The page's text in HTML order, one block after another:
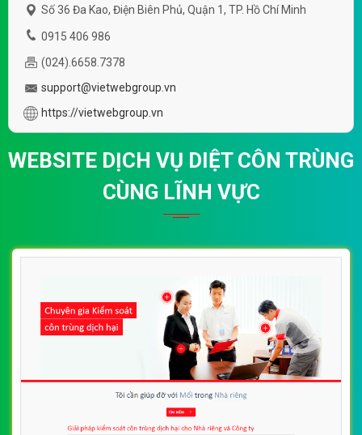
Số 36 Đa Kao, Điện Biên Phủ, Quận 1, TP. Hồ Chí Minh
0915 406 986
(024).6658.7378
support@vietwebgroup.vn
https://vietwebgroup.vn
WEBSITE DỊCH VỤ DIỆT CÔN TRÙNG
CÙNG LĨNH VỰC